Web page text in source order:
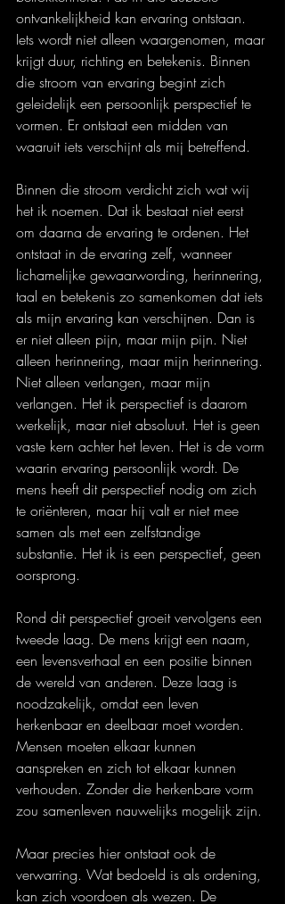
ontvankelijkheid kan ervaring ontstaan.
Iets wordt niet alleen waargenomen, maar
krijgt duur, richting en betekenis. Binnen
die stroom van ervaring begint zich
geleidelijk een persoonlijk perspectief te
vormen. Er ontstaat een midden van
waaruit iets verschijnt als mij betreffend.
Binnen die stroom verdicht zich wat wij
het ik noemen. Dat ik bestaat niet eerst
om daarna de ervaring te ordenen. Het
ontstaat in de ervaring zelf, wanneer
lichamelijke gewaarwording, herinnering,
taal en betekenis zo samenkomen dat iets
als mijn ervaring kan verschijnen. Dan is
er niet alleen pijn, maar mijn pijn. Niet
alleen herinnering, maar mijn herinnering.
Niet alleen verlangen, maar mijn
verlangen. Het ik perspectief is daarom
werkelijk, maar niet absoluut. Het is geen
vaste kern achter het leven. Het is de vorm
waarin ervaring persoonlijk wordt. De
mens heeft dit perspectief nodig om zich
te oriënteren, maar hij valt er niet mee
samen als met een zelfstandige
substantie. Het ik is een perspectief, geen
oorsprong.
Rond dit perspectief groeit vervolgens een
tweede laag. De mens krijgt een naam,
een levensverhaal en een positie binnen
de wereld van anderen. Deze laag is
noodzakelijk, omdat een leven
herkenbaar en deelbaar moet worden.
Mensen moeten elkaar kunnen
aanspreken en zich tot elkaar kunnen
verhouden. Zonder die herkenbare vorm
zou samenleven nauwelijks mogelijk zijn.
Maar precies hier ontstaat ook de
verwarring. Wat bedoeld is als ordening,
kan zich voordoen als wezen. De